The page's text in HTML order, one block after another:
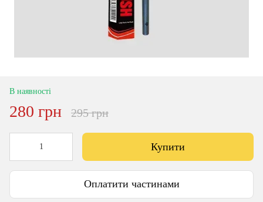
В наявності
280 грн 295 грн
Купити
Оплатити частинами